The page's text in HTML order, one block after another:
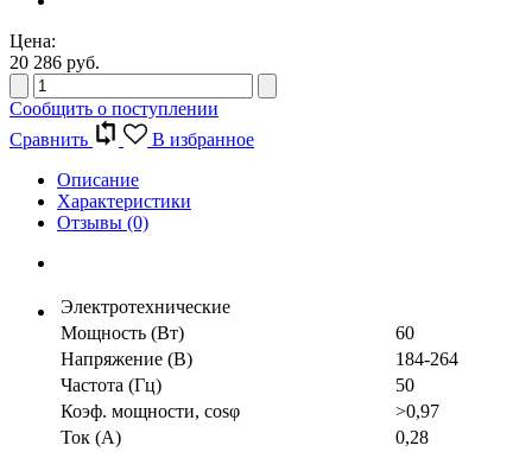
Цена:
20 286 руб.
Сообщить о поступлении
Сравнить
В избранное
Описание
Характеристики
Отзывы (0)
Электротехнические
Мощность (Вт)
60
Напряжение (В)
184-264
Частота (Гц)
50
Коэф. мощности, cosφ
>0,97
Ток (А)
0,28